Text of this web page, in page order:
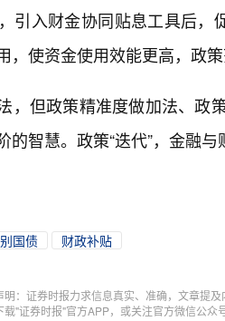
引入财金协同贴息工具后
，使资金使用效能更高，政
，但政策精准度做加法、政
的智慧。政策“迭代”，金融
国债 财政补贴
明：证券时报力求信息真实、准确，文章提
载"证券时报"官方APP，或关注官方微信公